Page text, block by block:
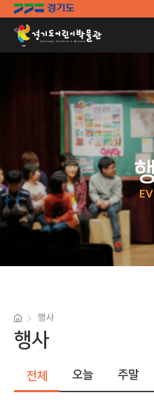
행사
행사
전체 오늘 주말